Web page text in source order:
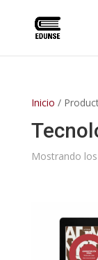
Inicio /
Mostrando